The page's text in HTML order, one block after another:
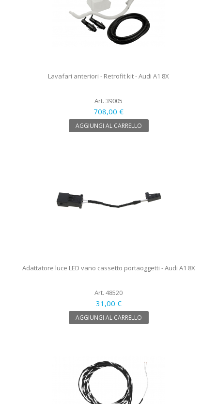
Lavafari anteriori - Retrofit kit - Audi A1 8X
Art. 39005
708,00 €
AGGIUNGI AL CARRELLO
Adattatore luce LED vano cassetto portaoggetti - Audi A1 8X
Art. 48520
31,00 €
AGGIUNGI AL CARRELLO